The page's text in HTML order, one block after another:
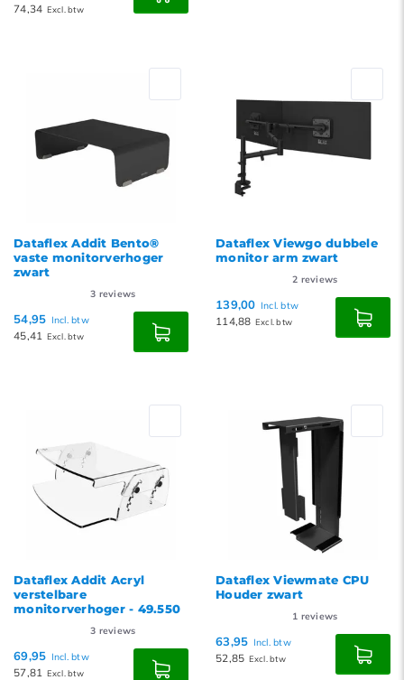
74,34 Excl. btw
Dataflex Addit Bento®
vaste monitorverhoger
zwart
3 reviews
54,95 Incl. btw
45,41 Excl. btw
Dataflex Viewgo dubbele
monitor arm zwart
2 reviews
139,00 Incl. btw
114,88 Excl. btw
Dataflex Addit Acryl
verstelbare
monitorverhoger - 49.550
3 reviews
69,95 Incl. btw
57,81 Excl. btw
Dataflex Viewmate CPU
Houder zwart
1 reviews
63,95 Incl. btw
52,85 Excl. btw